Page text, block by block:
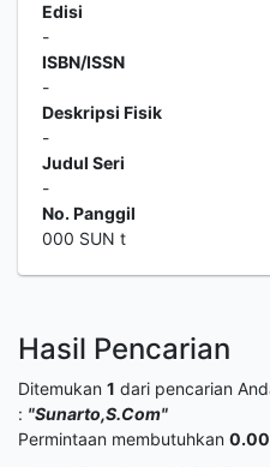
Edisi
-
ISBN/ISSN
-
Deskripsi Fisik
-
Judul Seri
-
No. Panggil
000 SUN t
Hasil Pencarian
Ditemukan 1 dari pencarian
: "Sunarto,S.Com"
Permintaan membutuhkan